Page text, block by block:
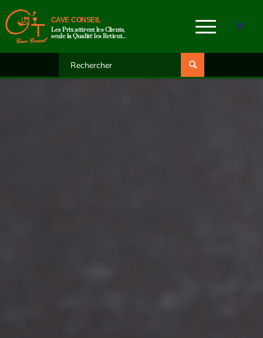
CAVE CONSEIL
Les Prix attirent les Clients,
seule la Qualité les Retient...